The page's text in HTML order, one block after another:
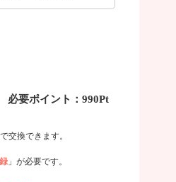
必要ポイント：990Pt
交換できます。
」が必要です。